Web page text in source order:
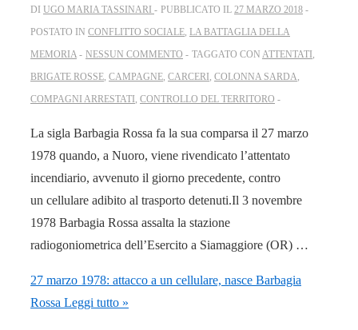
DI UGO MARIA TASSINARI PUBBLICATO IL 27 MARZO 2018
POSTATO IN CONFLITTO SOCIALE, LA BATTAGLIA DELLA
MEMORIA
NESSUN COMMENTO TAGGATO CON ATTENTATI,
BRIGATE ROSSE, CAMPAGNE, CARCERI, COLONNA SARDA,
COMPAGNI ARRESTATI, CONTROLLO DEL TERRITORO
La sigla Barbagia Rossa fa la sua comparsa il 27 marzo
1978 quando, a Nuoro, viene rivendicato l’attentato
incendiario, avvenuto il giorno precedente, contro
un cellulare adibito al trasporto detenuti.Il 3 novembre
1978 Barbagia Rossa assalta la stazione
radiogoniometrica dell’Esercito a Siamaggiore (OR) …
27 marzo 1978: attacco a un cellulare, nasce Barbagia
Rossa Leggi tutto »